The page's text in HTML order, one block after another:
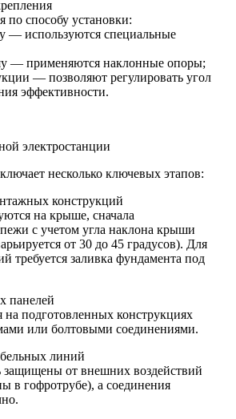
по способу установки:
используются специальные
— применяются наклонные опоры;
— позволяют регулировать угол
эффективности.
электростанции
несколько ключевых этапов:
конструкций
на крыше, сначала
с учетом угла наклона крыши
от 30 до 45 градусов). Для
требуется заливка фундамента под
панелей
подготовленных конструкциях
или болтовыми соединениями.
линий
от внешних воздействий
в гофротрубе), а соединения